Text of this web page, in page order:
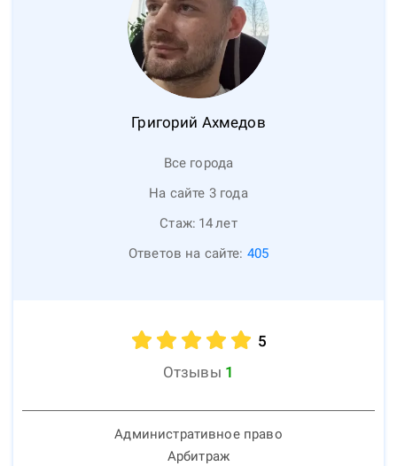
Григорий Ахмедов
Все города
На сайте 3 года
Стаж: 14лет
Ответов на сайте: 405
5
Отзывы 1
Административное право
Арбитраж